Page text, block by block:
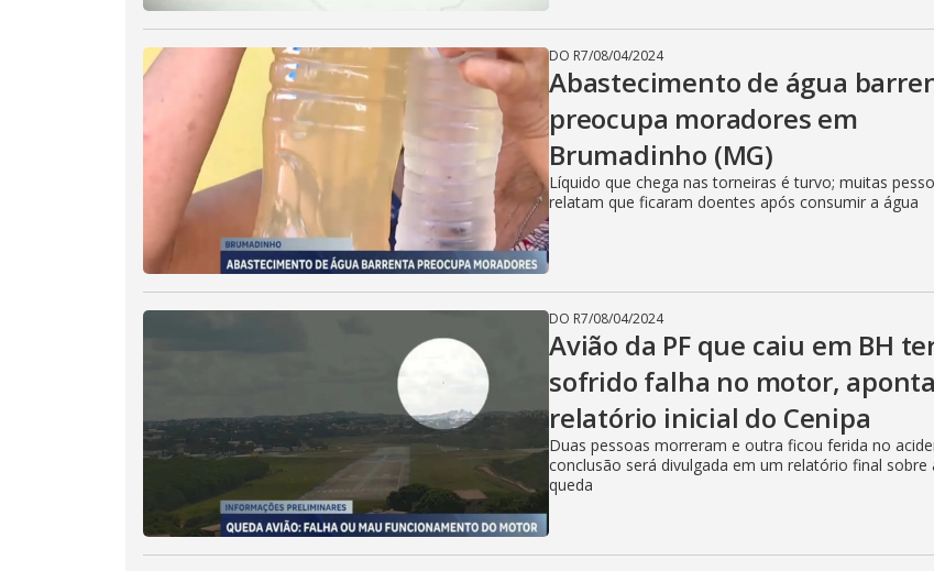
DO R7/08/04/2024
Abastecimento de água
preocupa moradores em
Brumadinho (MG)
Líquido que chega nas torneiras é turvo; muitas
relatam que ficaram doentes após consumir a água
DO R7/08/04/2024
Avião da PF que caiu em BH
sofrido falha no motor, aponta
relatório inicial do Cenipa
Duas pessoas morreram e outra ficou ferida no
conclusão será divulgada em um relatório final sobre
queda